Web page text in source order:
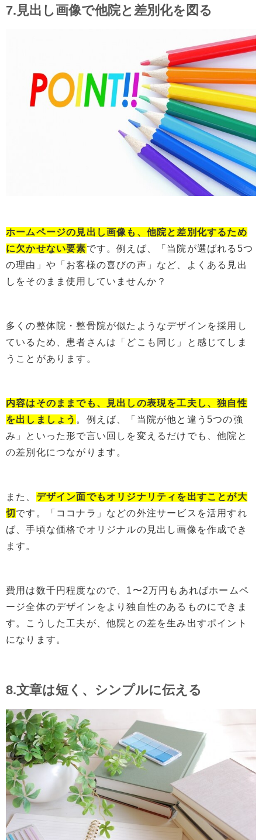
7.見出し画像で他院と差別化を図る
ホームページの見出し画像も、他院と差別化するため
に欠かせない要素です。例えば、「当院が選ばれる5つ
の理由」や「お客様の喜びの声」など、よくある見出
しをそのまま使用していませんか？
多くの整体院・整骨院が似たようなデザインを採用し
ているため、患者さんは「どこも同じ」と感じてしま
うことがあります。
内容はそのままでも、見出しの表現を工夫し、独自性
を出しましょう 。例えば、「当院が他と違う5つの強
み」といった形で言い回しを変えるだけでも、他院と
の差別化につながります。
また、 デザイン面でもオリジナリティを出すことが大
切 です。「ココナラ」などの外注サービスを活用すれ
ば、手頃な価格でオリジナルの見出し画像を作成でき
ます。
費用は数千円程度なので、1〜2万円もあればホームペ
ージ全体のデザインをより独自性のあるものにできま
す。こうした工夫が、他院との差を生み出すポイント
になります。
8.文章は短く、シンプルに伝える